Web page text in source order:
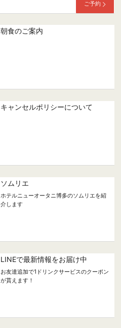
ご予約
朝食のご案内
キャンセルポリシーについて
ソムリエ
ホテルニューオータニ博多のソムリエを紹
介します
LINEで最新情報をお届け中
お友達追加で1ドリンクサービスのクーポン
が貰えます！